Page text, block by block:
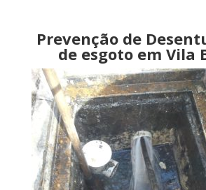
Prevenção de
de esgoto em Vila